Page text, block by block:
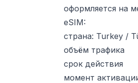
оформляется на
eSIM:
страна: Turkey /
объём трафика
срок действия
момент